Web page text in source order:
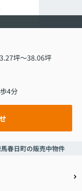
坪～38.06坪
4分
春日町の販売中物件